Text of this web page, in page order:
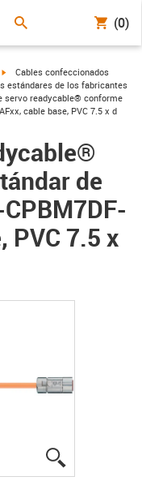
(0)
igus-icon-arrow-right
Cables confeccionados
estándares de los fabricantes
right
servo readycable® conforme
cable base, PVC 7.5 x d
de
PVC 7.5 x